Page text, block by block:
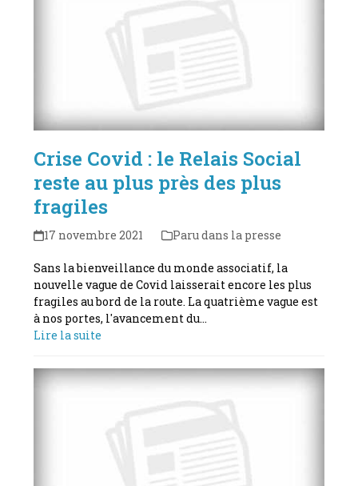
Crise Covid : le Relais Social
reste au plus près des plus
fragiles
17 novembre 2021 Paru dans la presse
Sans la bienveillance du monde associatif, la
nouvelle vague de Covid laisserait encore les plus
fragiles au bord de la route. La quatrième vague est
à nos portes, l'avancement du…
Lire la suite